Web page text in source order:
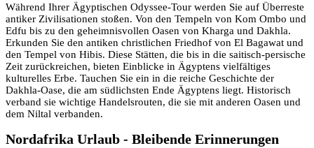
Während Ihrer Ägyptischen Odyssee-Tour werden Sie auf Überreste
antiker Zivilisationen stoßen. Von den Tempeln von Kom Ombo und
Edfu bis zu den geheimnisvollen Oasen von Kharga und Dakhla.
Erkunden Sie den antiken christlichen Friedhof von El Bagawat und
den Tempel von Hibis. Diese Stätten, die bis in die saitisch-persische
Zeit zurückreichen, bieten Einblicke in Ägyptens vielfältiges
kulturelles Erbe. Tauchen Sie ein in die reiche Geschichte der
Dakhla-Oase, die am südlichsten Ende Ägyptens liegt. Historisch
verband sie wichtige Handelsrouten, die sie mit anderen Oasen und
dem Niltal verbanden.
Nordafrika Urlaub - Bleibende Erinnerungen